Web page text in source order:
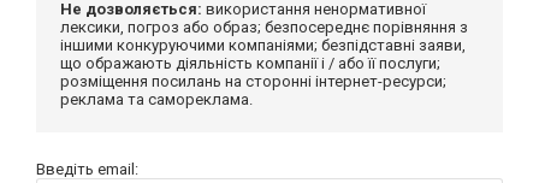
Не дозволяється: використання ненормативної
лексики, погроз або образ; безпосереднє порівняння з
іншими конкуруючими компаніями; безпідставні заяви,
що ображають діяльність компанії і / або її послуги;
розміщення посилань на сторонні інтернет-ресурси;
реклама та самореклама.
Введіть email: